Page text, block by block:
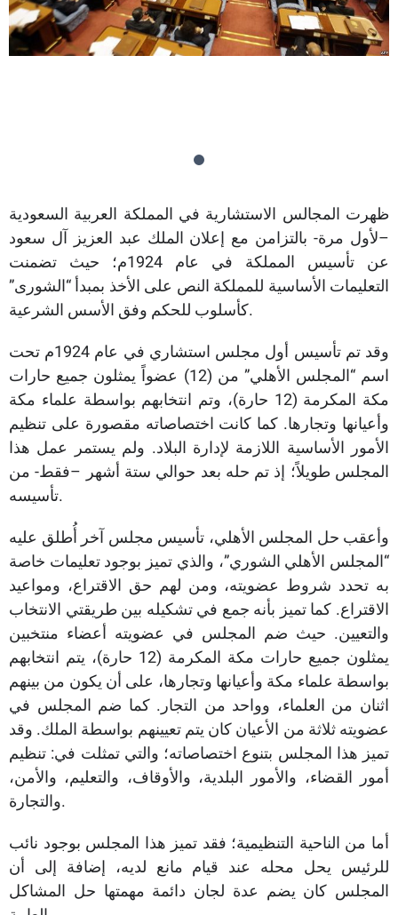
ظهرت المجالس الاستشارية في المملكة العربية السعودية
–لأول مرة- بالتزامن مع إعلان الملك عبد العزيز آل سعود
عن تأسيس المملكة في عام 1924م؛ حيث تضمنت
التعليمات الأساسية للمملكة النص على الأخذ بمبدأ “الشورى”
كأسلوب للحكم وفق الأسس الشرعية.
وقد تم تأسيس أول مجلس استشاري في عام 1924م تحت
اسم “المجلس الأهلي” من (12) عضواً يمثلون جميع حارات
مكة المكرمة (12 حارة)، وتم انتخابهم بواسطة علماء مكة
وأعيانها وتجارها. كما كانت اختصاصاته مقصورة على تنظيم
الأمور الأساسية اللازمة لإدارة البلاد. ولم يستمر عمل هذا
المجلس طويلاً؛ إذ تم حله بعد حوالي ستة أشهر –فقط- من
تأسيسه.
وأعقب حل المجلس الأهلي، تأسيس مجلس آخر أُطلق عليه
“المجلس الأهلي الشوري”، والذي تميز بوجود تعليمات خاصة
به تحدد شروط عضويته، ومن لهم حق الاقتراع، ومواعيد
الاقتراع. كما تميز بأنه جمع في تشكيله بين طريقتي الانتخاب
والتعيين. حيث ضم المجلس في عضويته أعضاء منتخبين
يمثلون جميع حارات مكة المكرمة (12 حارة)، يتم انتخابهم
بواسطة علماء مكة وأعيانها وتجارها، على أن يكون من بينهم
اثنان من العلماء، وواحد من التجار. كما ضم المجلس في
عضويته ثلاثة من الأعيان كان يتم تعيينهم بواسطة الملك. وقد
تميز هذا المجلس بتنوع اختصاصاته؛ والتي تمثلت في: تنظيم
أمور القضاء، والأمور البلدية، والأوقاف، والتعليم، والأمن،
والتجارة.
أما من الناحية التنظيمية؛ فقد تميز هذا المجلس بوجود نائب
للرئيس يحل محله عند قيام مانع لديه، إضافة إلى أن
المجلس كان يضم عدة لجان دائمة مهمتها حل المشاكل